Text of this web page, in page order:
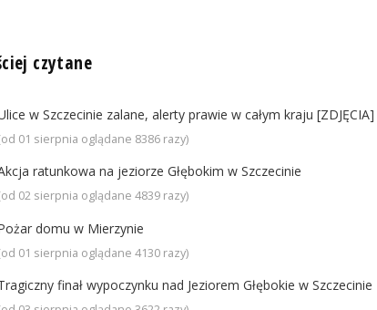
czytane
w Szczecinie zalane, alerty prawie w całym kraju [ZDJĘCIA]
01 sierpnia oglądane 8386 razy)
ratunkowa na jeziorze Głębokim w Szczecinie
02 sierpnia oglądane 4839 razy)
domu w Mierzynie
01 sierpnia oglądane 4130 razy)
finał wypoczynku nad Jeziorem Głębokie w Szczecinie